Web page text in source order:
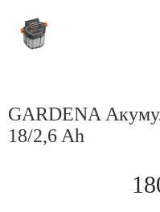
GARDENA
18/2,6 Ah